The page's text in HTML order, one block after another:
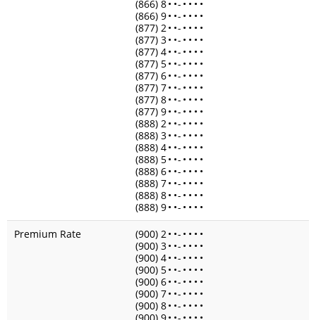
(866) 8• •- • • • •
(866) 9• •- • • • •
(877) 2• •- • • • •
(877) 3• •- • • • •
(877) 4• •- • • • •
(877) 5• •- • • • •
(877) 6• •- • • • •
(877) 7• •- • • • •
(877) 8• •- • • • •
(877) 9• •- • • • •
(888) 2• •- • • • •
(888) 3• •- • • • •
(888) 4• •- • • • •
(888) 5• •- • • • •
(888) 6• •- • • • •
(888) 7• •- • • • •
(888) 8• •- • • • •
(888) 9• •- • • • •
Premium Rate
(900) 2• •- • • • •
(900) 3• •- • • • •
(900) 4• •- • • • •
(900) 5• •- • • • •
(900) 6• •- • • • •
(900) 7• •- • • • •
(900) 8• •- • • • •